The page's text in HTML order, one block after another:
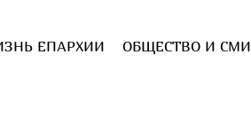
ЕПАРХИИ ОБЩЕСТВО И СМИ